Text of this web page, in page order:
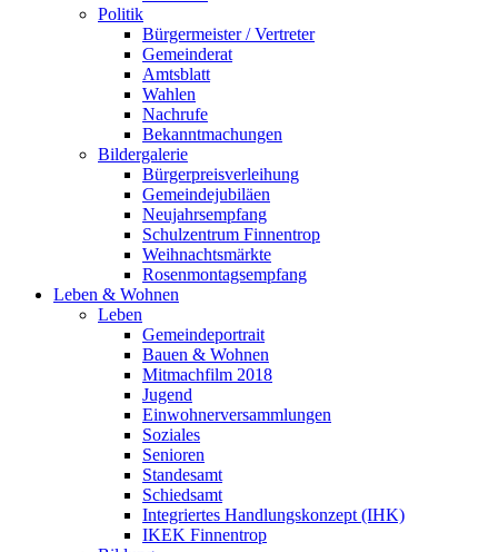
Politik
Bürgermeister / Vertreter
Gemeinderat
Amtsblatt
Wahlen
Nachrufe
Bekanntmachungen
Bildergalerie
Bürgerpreisverleihung
Gemeindejubiläen
Neujahrsempfang
Schulzentrum Finnentrop
Weihnachtsmärkte
Rosenmontagsempfang
Leben & Wohnen
Leben
Gemeindeportrait
Bauen & Wohnen
Mitmachfilm 2018
Jugend
Einwohnerversammlungen
Soziales
Senioren
Standesamt
Schiedsamt
Integriertes Handlungskonzept (IHK)
IKEK Finnentrop